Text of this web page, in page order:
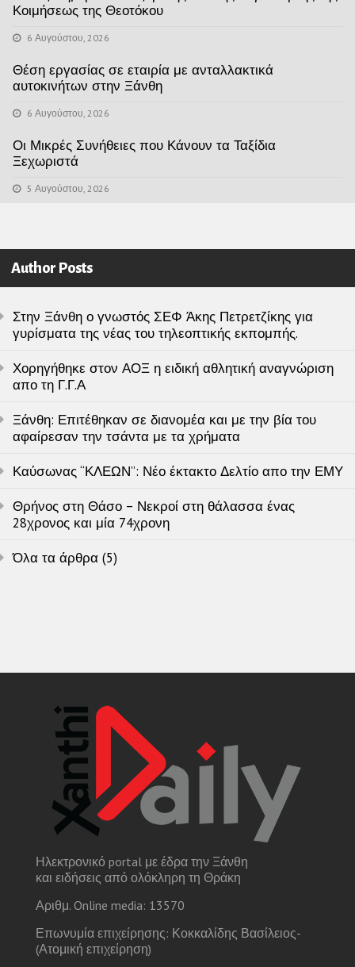
Κοιμήσεως της Θεοτόκου
6 Αυγούστου, 2026
Θέση εργασίας σε εταιρία με ανταλλακτικά
αυτοκινήτων στην Ξάνθη
6 Αυγούστου, 2026
Οι Μικρές Συνήθειες που Κάνουν τα Ταξίδια
Ξεχωριστά
5 Αυγούστου, 2026
Author Posts
Στην Ξάνθη ο γνωστός ΣΕΦ Άκης Πετρετζίκης για
γυρίσματα της νέας του τηλεοπτικής εκπομπής.
Χορηγήθηκε στον ΑΟΞ η ειδική αθλητική αναγνώριση
απο τη Γ.Γ.Α
Ξάνθη: Επιτέθηκαν σε διανομέα και με την βία του
αφαίρεσαν την τσάντα με τα χρήματα
Καύσωνας “ΚΛΕΩΝ”: Νέο έκτακτο Δελτίο απο την ΕΜΥ
Θρήνος στη Θάσο – Νεκροί στη θάλασσα ένας
28χρονος και μία 74χρονη
Όλα τα άρθρα (5)
Ηλεκτρονικό portal με έδρα την Ξάνθη
και ειδήσεις από ολόκληρη τη Θράκη
Αριθμ. Online media: 13570
Επωνυμία επιχείρησης: Κοκκαλίδης Βασίλειος-
(Ατομική επιχείρηση)